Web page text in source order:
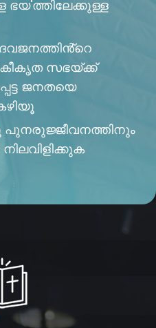
ഭയ'ത്തിലേക്കുള്ള
സഭയ്ക്ക്
ജനതയെ
പുനരുജ്ജീവനത്തിനും